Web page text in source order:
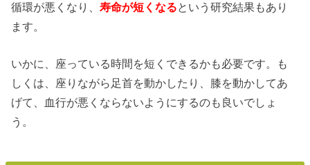
循環が悪くなり、寿命が短くなるという研究結果もあり
ます。
いかに、座っている時間を短くできるかも必要です。も
しくは、座りながら足首を動かしたり、膝を動かしてあ
げて、血行が悪くならないようにするのも良いでしょ
う。